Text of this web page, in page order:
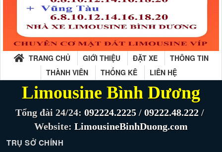
TRANG CHỦ GIỚI THIỆU ĐẶT XE
THÔNG TIN
THÀNH VIÊN
THỐNG KÊ LIÊN HỆ
Limousine Bình Dương
Tổng đài 24/24: 092224.2225 / 09222.48.222 /
Website: LimousineBinhDuong.com
TRỤ SỞ CHÍNH